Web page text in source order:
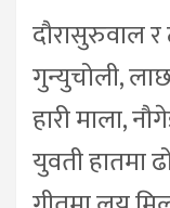
दौरासुरुवाल र
गुन्युचोली,
हारी माला,
युवती हातमा